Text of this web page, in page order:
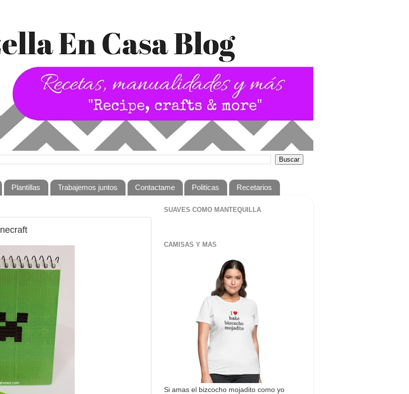
Plantillas Trabajemos juntos Contactame Politicas Recetarios
SUAVES COMO MANTEQUILLA
CAMISAS Y MAS
Si amas el bizcocho mojadito como yo